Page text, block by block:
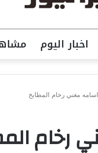
اخبار اليوم
اسامه مغني رخام المطابخ
رخام